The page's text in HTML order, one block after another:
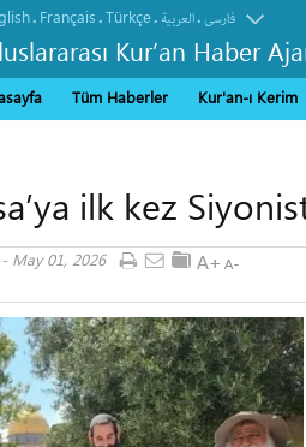
. Français.Türkçe. العربیة.فارسی
Kur’an Haber
Tüm Haberler Kur'an-ı Kerim
ilk kez
- May 01, 2026